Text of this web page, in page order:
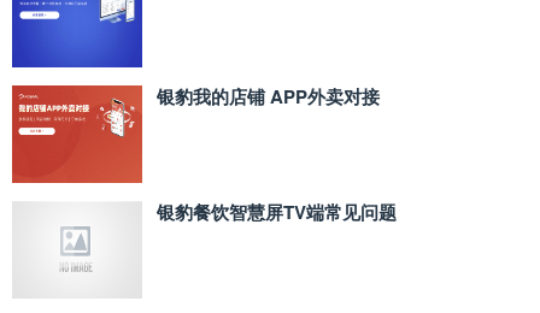
银豹我的店铺 APP外卖对接
银豹餐饮智慧屏TV端常见问题